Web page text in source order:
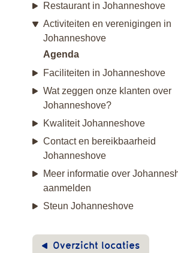
Restaurant in Johanneshove
Activiteiten en verenigingen in
Johanneshove
Agenda
Faciliteiten in Johanneshove
Wat zeggen onze klanten over
Johanneshove?
Kwaliteit Johanneshove
Contact en bereikbaarheid
Johanneshove
Meer informatie over
aanmelden
Steun Johanneshove
Overzicht locaties